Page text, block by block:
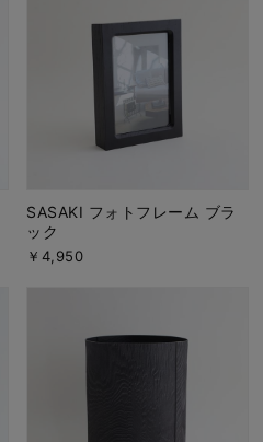
SASAKI フォトフレーム ブラ
ック
￥4,950